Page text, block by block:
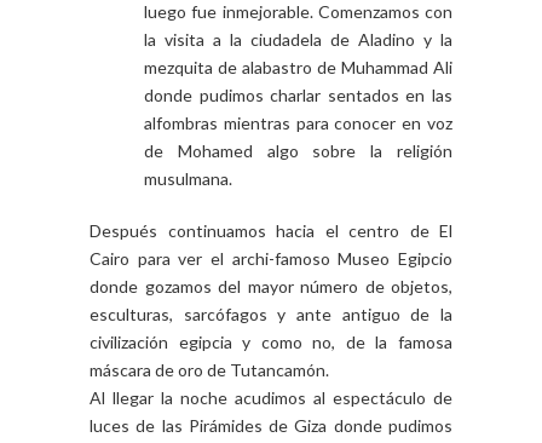
luego fue inmejorable. Comenzamos con
la visita a la ciudadela de Aladino y la
mezquita de alabastro de Muhammad Ali
donde pudimos charlar sentados en las
alfombras mientras para conocer en voz
de Mohamed algo sobre la religión
musulmana.
Después continuamos hacia el centro de El
Cairo para ver el archi-famoso Museo Egipcio
donde gozamos del mayor número de objetos,
esculturas, sarcófagos y ante antiguo de la
civilización egipcia y como no, de la famosa
máscara de oro de Tutancamón.
Al llegar la noche acudimos al espectáculo de
luces de las Pirámides de Giza donde pudimos